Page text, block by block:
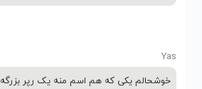
Yas
خوشحالم یکی که هم اسم منه یک رپر بزرگه